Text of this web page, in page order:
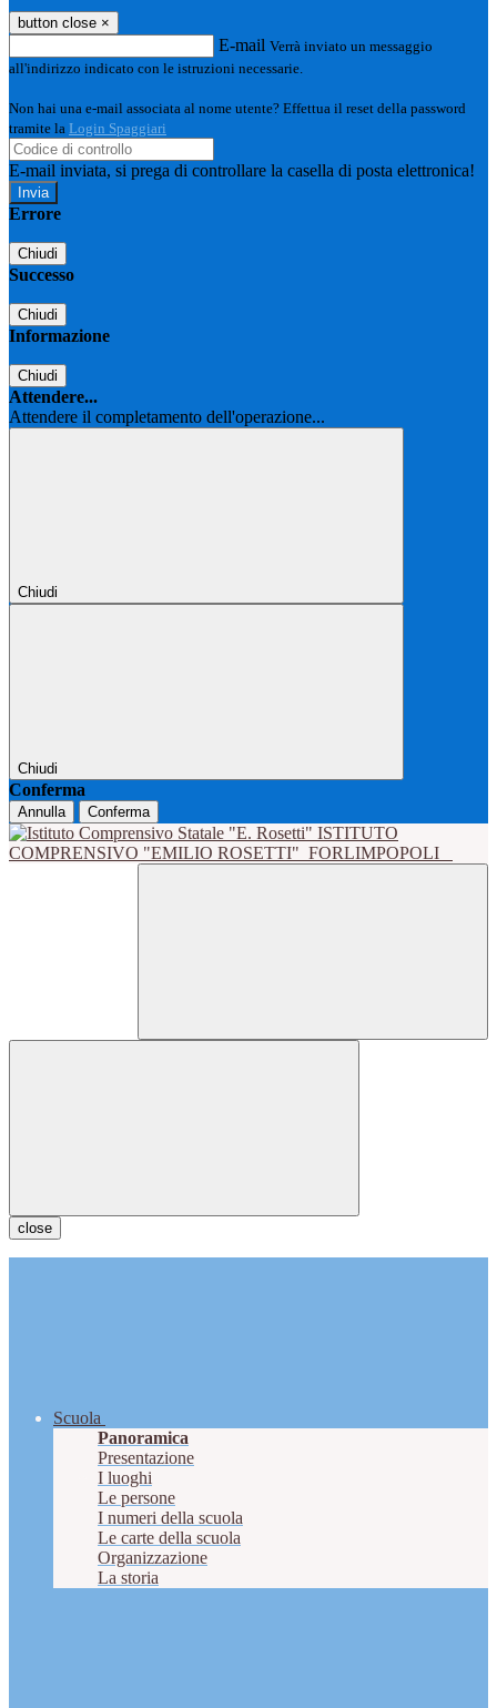
button close ×
E-mail Verrà inviato un messaggio
all'indirizzo indicato con le istruzioni necessarie.
Non hai una e-mail associata al nome utente? Effettua il reset della password
tramite la Login Spaggiari
E-mail inviata, si prega di controllare la casella di posta elettronica!
Errore
Chiudi
Successo
Chiudi
Informazione
Chiudi
Attendere...
Attendere il completamento dell'operazione...
Chiudi
Chiudi
Conferma
Annulla Conferma
ISTITUTO
COMPRENSIVO "EMILIO ROSETTI" FORLIMPOPOLI
close
Scuola
Panoramica
Presentazione
I luoghi
Le persone
I numeri della scuola
Le carte della scuola
Organizzazione
La storia